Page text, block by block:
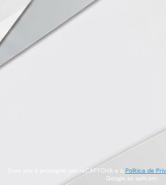
Esse site é protegido por reCAPTCHA e a Política de
Google se aplicam.